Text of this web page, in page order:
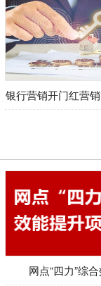
银行营销开门红营
网点“四力”综